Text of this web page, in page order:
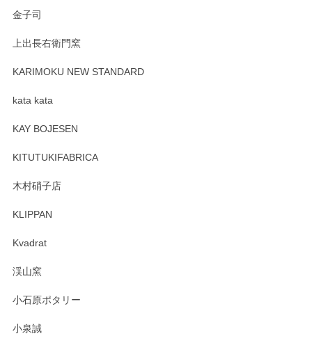
金子司
上出長右衛門窯
KARIMOKU NEW STANDARD
kata kata
KAY BOJESEN
KITUTUKIFABRICA
木村硝子店
KLIPPAN
Kvadrat
渓山窯
小石原ポタリー
小泉誠